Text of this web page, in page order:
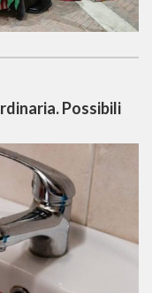
Possibili